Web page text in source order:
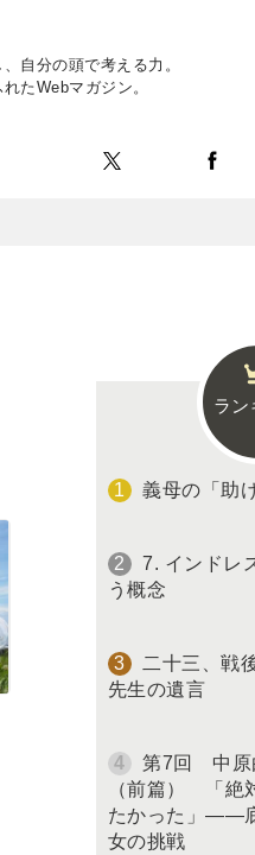
自分の頭で考える力。
たWebマガジン。
ラン
義母の「助
7. インドレ
う概念
二十三、戦
先生の遺言
第7回 中原
（前篇） 「絶
たかった」――
女の挑戦